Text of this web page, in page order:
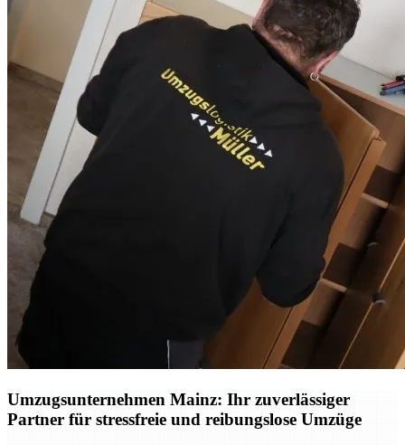
Umzugsunternehmen Mainz: Ihr zuverlässiger
Partner für stressfreie und reibungslose Umzüge